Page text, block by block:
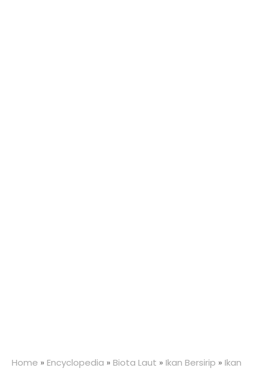
Home » Encyclopedia » Biota Laut » Ikan Bersirip » Ikan